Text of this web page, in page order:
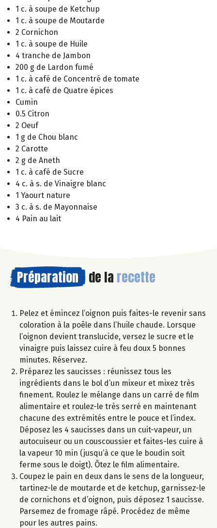
1 c. à soupe de Ketchup
1 c. à soupe de Moutarde
2 Cornichon
1 c. à soupe de Huile
4 tranche de Jambon
200 g de Lardon fumé
1 c. à café de Concentré de tomate
1 c. à café de Quatre épices
Cumin
0.5 Citron
2 Oeuf
1 g de Chou blanc
2 Carotte
2 g de Aneth
1 c. à café de Sucre
4 c. à s. de Vinaigre blanc
1 Yaourt nature
3 c. à s. de Mayonnaise
4 Pain au lait
Préparation de la recette
Pelez et émincez l’oignon puis faites-le revenir sans
coloration à la poêle dans l’huile chaude. Lorsque
l’oignon devient translucide, versez le sucre et le
vinaigre puis laissez cuire à feu doux 5 bonnes
minutes. Réservez.
Préparez les saucisses : réunissez tous les
ingrédients dans le bol d’un mixeur et mixez très
finement. Roulez le mélange dans un carré de film
alimentaire et roulez-le très serré en maintenant
chacune des extrémités entre le pouce et l’index.
Déposez les 4 saucisses dans un cuit-vapeur, un
autocuiseur ou un couscoussier et faites-les cuire à
la vapeur 10 min (jusqu’à ce que le boudin soit
ferme sous le doigt). Ôtez le film alimentaire.
Coupez le pain en deux dans le sens de la longueur,
tartinez-le de moutarde et de ketchup, garnissez-le
de cornichons et d’oignon, puis déposez 1 saucisse.
Parsemez de fromage râpé. Procédez de même
pour les autres pains.